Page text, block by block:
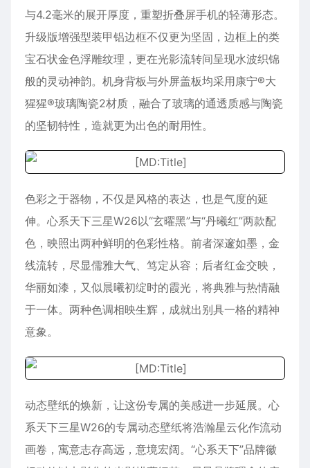
与4.2毫米的展开厚度，重塑折叠屏手机的轻薄形态。
升级版增强型装甲铝边框不仅更为坚固，边框上的类
宝石状金色浮雕纹理，更在光影流转间呈现水波织锦
般的灵动神韵。机身背板与外屏盖板均采用康宁®大
猩猩®玻璃陶瓷2材质，融合了玻璃的通透质感与陶瓷
的坚韧特性，造就更为出色的耐用性。
色彩之于器物，不仅是风格的表达，也是气度的延
伸。心系天下三星W26以“玄曜黑”与“丹曦红”两款配
色，映照出两种鲜明的色彩性格。前者深邃如墨，金
线流转，尽显儒雅大气、笃定从容；后者红金交映，
华丽如漆，又似晨曦初绽时的霞光，将典雅与热情融
于一体。两种色调相映生辉，成就出别具一格的精神
意象。
动态壁纸的焕新，让这份专属的美感进一步延展。心
系天下三星W26的专属动态壁纸将浩瀚星云化作流动
画卷，寓意志存高远，意境宏阔。“心系天下”品牌徽